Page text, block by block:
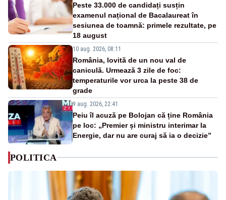
Peste 33.000 de candidați susțin
examenul național de Bacalaureat în
sesiunea de toamnă: primele rezultate, pe
18 august
10 aug. 2026, 08:11
România, lovită de un nou val de
caniculă. Urmează 3 zile de foc:
temperaturile vor urca la peste 38 de
grade
9 aug. 2026, 22:41
Peiu îl acuză pe Bolojan că ține România
pe loc: „Premier și ministru interimar la
Energie, dar nu are curaj să ia o decizie”
POLITICA